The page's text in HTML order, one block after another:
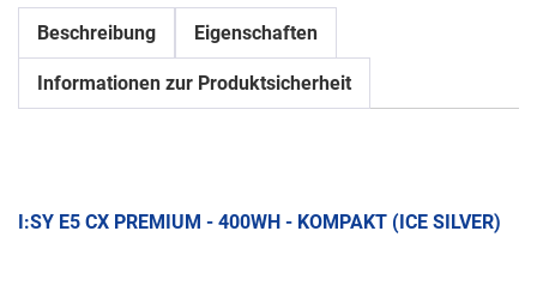
Beschreibung Eigenschaften
Informationen zur Produktsicherheit
I:SY E5 CX PREMIUM - 400WH - KOMPAKT (ICE SILVER)